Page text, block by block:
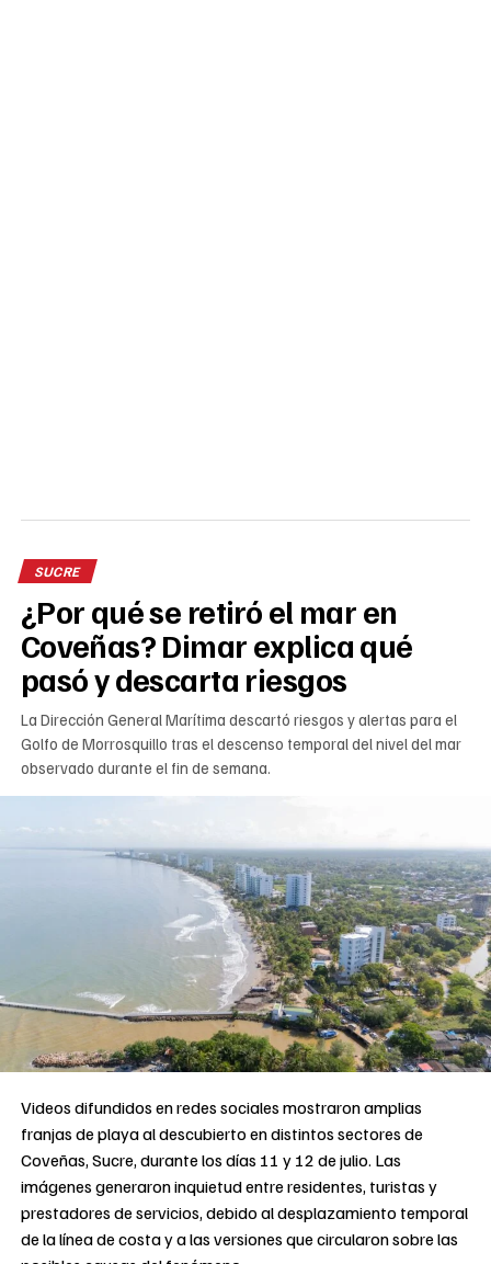
SUCRE
¿Por qué se retiró el mar en
Coveñas? Dimar explica qué
pasó y descarta riesgos
La Dirección General Marítima descartó riesgos y alertas para el
Golfo de Morrosquillo tras el descenso temporal del nivel del mar
observado durante el fin de semana.
Videos difundidos en redes sociales mostraron amplias
franjas de playa al descubierto en distintos sectores de
Coveñas, Sucre, durante los días 11 y 12 de julio. Las
imágenes generaron inquietud entre residentes, turistas y
prestadores de servicios, debido al desplazamiento temporal
de la línea de costa y a las versiones que circularon sobre las